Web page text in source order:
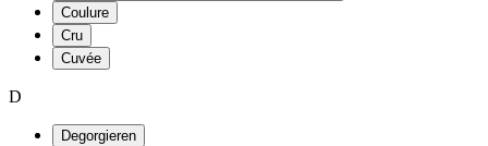
Coulure
Cru
Cuvée
D
Degorgieren